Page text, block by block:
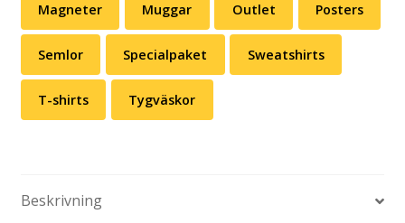
Magneter Muggar Outlet Posters
Semlor Specialpaket Sweatshirts
T-shirts Tygväskor
Beskrivning